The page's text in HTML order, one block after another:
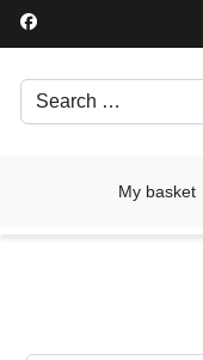
Search
My basket